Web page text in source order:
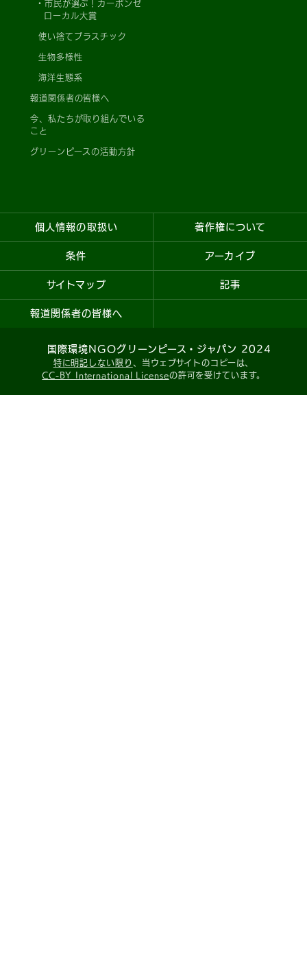
市民が選ぶ！カーボンゼ
ローカル大賞
使い捨てプラスチック
生物多様性
海洋生態系
報道関係者の皆様へ
今、私たちが取り組んでいる
こと
グリーンピースの活動方針
個人情報の取扱い 著作権について
条件 アーカイブ
サイトマップ 記事
報道関係者の皆様へ
国際環境NGOグリーンピース・ジャパン 2024
特に明記しない限り 、当ウェブサイトのコピーは、
CC-BY International Licenseの許可を受けています。